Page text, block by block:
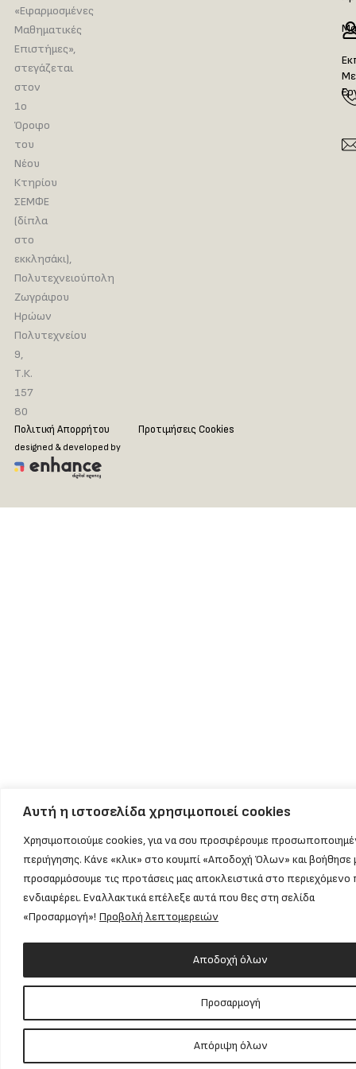
Αυτή η ιστοσελίδα χρησιμοποιεί cookies
Χρησιμοποιούμε cookies, για να σου προσφέρουμε
περιήγησης. Κάνε «κλικ» στο κουμπί «Αποδοχή Όλων» και βοήθησε
προσαρμόσουμε τις προτάσεις μας αποκλειστικά στο περιεχόμενο
ενδιαφέρει. Εναλλακτικά επέλεξε αυτά που θες στη σελίδα
«Προσαρμογή»! Προβολή λεπτομερειών
Προσαρμογή
Απόριψη όλων
Αποδοχή όλων
«Εφαρμοσμένες
Μαθηματικές
Επιστήμες»,
στεγάζεται
στον
1ο
Όροφο
του
Νέου
Κτηρίου
ΣΕΜΦΕ
(δίπλα
στο
εκκλησάκι),
Πολυτεχνειούπολη
Ζωγράφου
Ηρώων
Πολυτεχνείου
9,
Τ.Κ.
157
80
Πολιτική Απορρήτου Προτιμήσεις Cookies
designed & developed by